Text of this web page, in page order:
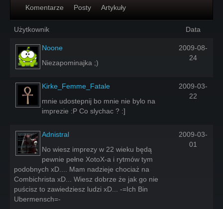
Komentarze Posty Artykuły
Użytkownik Data
Noone
Niezapominajka ;)
2009-08-
24
Kirke_Femme_Fatale
mnie udostepnij bo mnie nie bylo na
imprezie :P Co slychac ? :]
2009-03-
22
Adnistral
No wiesz imprezy w 22 wieku będą
pewnie pełne XotoX-a i rytmów tym
podobnych xD.... Mam nadzieje chociaż na
Combichrista xD... Wiesz dobrze że jak go nie
puścisz to zawiedziesz ludzi xD... -=Ich Bin
Ubermensch=-
2009-03-
01